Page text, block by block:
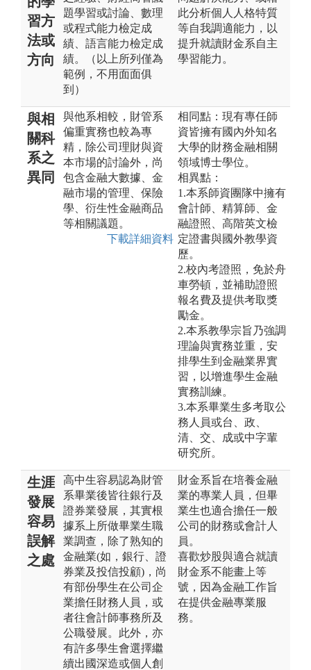
習方
法或
方向
題學習或討論、數理
或程式能力檢定成
績、語言能力檢定成
績。（以上所列僅為
範例，不用面面俱
到）
此分析個人人格特質
等自我調適能力，以
提升就讀財金系自主
學習能力。
與相
關科
系之
異同
與他系相較，財管系
偏重實務也較為專
精，除公司理財與資
本市場的討論外，尚
包含金融大數據、金
融市場的管理、保險
學、衍生性金融商品
等相關議題。
下載詳細資料
相同點：現有專任師
資皆擁有國內外知名
大學的財務金融相關
領域博士學位。
相異點：
1.本系師資團隊中擁有
會計師、精算師、金
融證照、高階英文檢
定證書與國外教學資
歷。
2.校內考證照，免於舟
車勞頓，並補助證照
報名費及提供考取獎
勵金。
2.本系教學宗旨乃強調
理論與實務並重，安
排學生到金融業界實
習，以增進學生金融
實務訓練。
3.本系畢業生多考取公
務人員或台、政、
清、交、成或中字輩
研究所。
生涯
發展
容易
誤解
之處
高中生容易認為財管
系畢業後皆往銀行及
證券業發展，其實根
據系上所做畢業生職
業調查，除了熟知的
金融業(如，銀行、證
券業及投信投顧)，尚
有部份學生在公司企
業擔任財務人員，或
者往會計師事務所及
公職發展。此外，亦
有許多學生會選擇繼
續出國深造或個人創
財金系旨在培養金融
業的專業人員，但畢
業生也適合擔任一般
公司的財務或會計人
員。
喜歡炒股與適合就讀
財金系不能畫上等
號，因為金融工作旨
在提供金融專業服
務。